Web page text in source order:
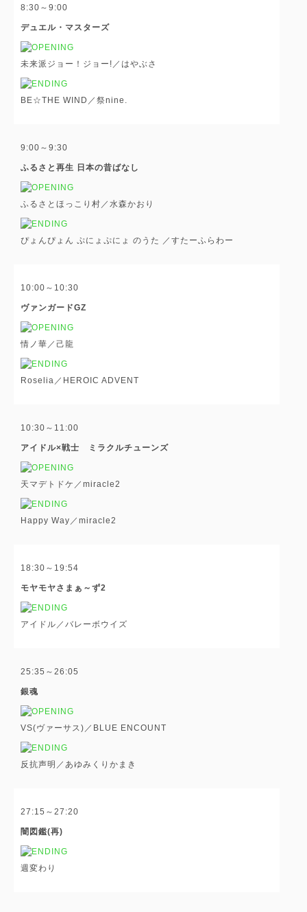
8:30～9:00
デュエル・マスターズ
未来派ジョー！ジョー!／はやぶさ
BE☆THE WIND／祭nine.
9:00～9:30
ふるさと再生 日本の昔ばなし
ふるさとほっこり村／水森かおり
ぴょんぴょん ぷにょぷにょ のうた ／すたーふらわー
10:00～10:30
ヴァンガードGZ
情ノ華／己龍
Roselia／HEROIC ADVENT
10:30～11:00
アイドル×戦士 ミラクルチューンズ
天マデトドケ／miracle2
Happy Way／miracle2
18:30～19:54
モヤモヤさまぁ～ず2
アイドル／バレーボウイズ
25:35～26:05
銀魂
VS(ヴァーサス)／BLUE ENCOUNT
反抗声明／あゆみくりかまき
27:15～27:20
闇図鑑(再)
週変わり